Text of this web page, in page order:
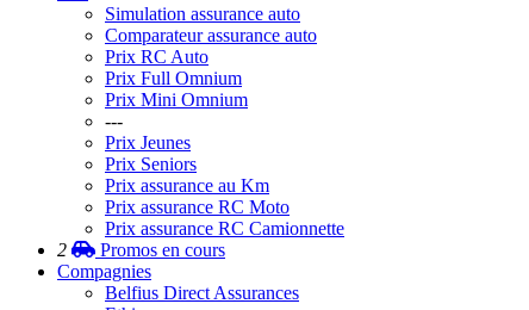
Simulation assurance auto
Comparateur assurance auto
Prix RC Auto
Prix Full Omnium
Prix Mini Omnium
---
Prix Jeunes
Prix Seniors
Prix assurance au Km
Prix assurance RC Moto
Prix assurance RC Camionnette
2
Promos en cours
Compagnies
Belfius Direct Assurances